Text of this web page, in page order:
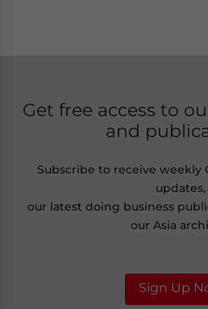
Get free access to
and
Subscribe to receive weekly
updates,
our latest doing business
our Asia
Sign Up